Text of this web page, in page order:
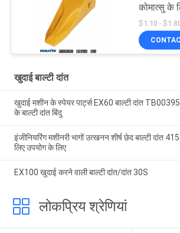
कोमात्सु के
उपकरण
खुदाई बाल्टी दांत
खुदाई मशीन के स्पेयर पार्ट्स EX60 बाल्टी दांत
के बाल्टी दांत बिंदु
इंजीनियरिंग मशीनरी भागों उत्खनन शीर्ष छेद बाल्टी दांत
लिए उपयोग के लिए
EX100 खुदाई करने वाली बाल्टी दांत/दांत 30S
लोकप्रिय श्रेणियां